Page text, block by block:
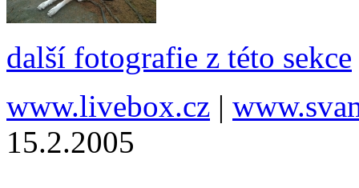
další fotografie z této sekce
www.livebox.cz |
15.2.2005